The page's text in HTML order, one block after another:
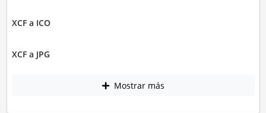
XCF a ICO
XCF a JPG
Mostrar más